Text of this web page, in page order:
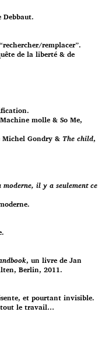
remplacer”.
de la liberté & de
molle & So Me,
Michel Gondry & The child,
il y a seulement ce
, un livre de Jan
Berlin, 2011.
et pourtant invisible.
tout le travail…